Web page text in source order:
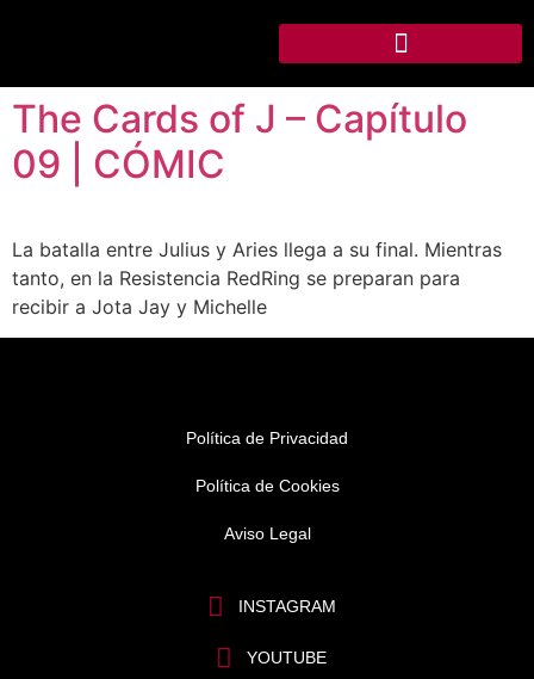
The Cards of J – Capítulo
09 | CÓMIC
La batalla entre Julius y Aries llega a su final. Mientras
tanto, en la Resistencia RedRing se preparan para
recibir a Jota Jay y Michelle
Política de Privacidad
Política de Cookies
Aviso Legal
INSTAGRAM
YOUTUBE